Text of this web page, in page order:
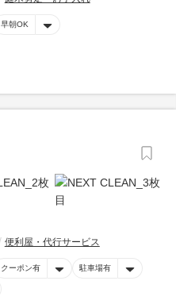
早朝OK
便利屋・代行サービス
クーポン有 駐車場有